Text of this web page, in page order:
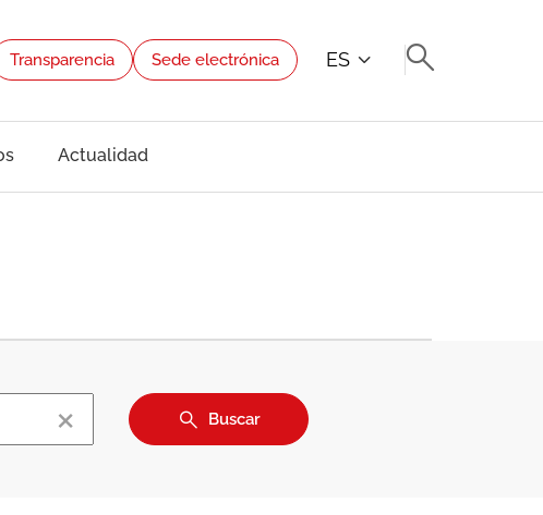
Transparencia Sede electrónica ES
Actualidad
× Buscar